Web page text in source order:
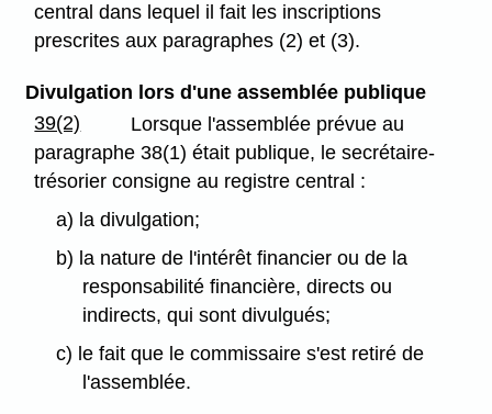
central dans lequel il fait les inscriptions
prescrites aux paragraphes (2) et (3).
Divulgation lors d'une assemblée publique
39(2)
Lorsque l'assemblée prévue au
paragraphe 38(1) était publique, le secrétaire-
trésorier consigne au registre central :
a) la divulgation;
b) la nature de l'intérêt financier ou de la
responsabilité financière, directs ou
indirects, qui sont divulgués;
c) le fait que le commissaire s'est retiré de
l'assemblée.